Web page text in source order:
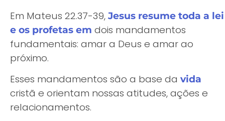
Em Mateus 22.37-39, Jesus resume toda a lei
e os profetas em dois mandamentos
fundamentais: amar a Deus e amar ao
próximo.
Esses mandamentos são a base da vida
cristã e orientam nossas atitudes, ações e
relacionamentos.